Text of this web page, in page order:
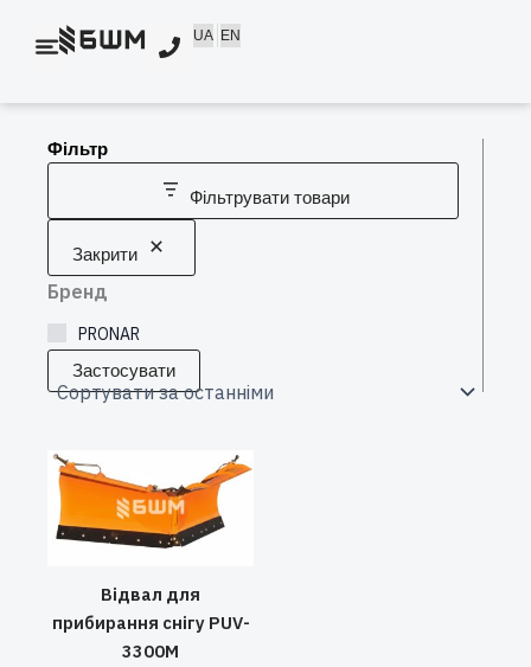
UA EN
Фільтр
Фільтрувати товари
Закрити
Бренд
PRONAR
Застосувати
Відвал для
прибирання снігу PUV-
3300M